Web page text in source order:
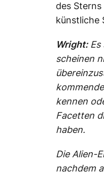
des
künstliche
Wright:Es
scheinen
kennen
Facetten
haben.
Die Alien-
nachdem